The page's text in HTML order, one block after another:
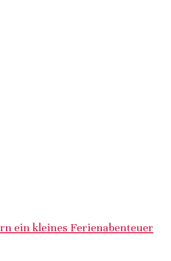
ein kleines Ferienabenteuer